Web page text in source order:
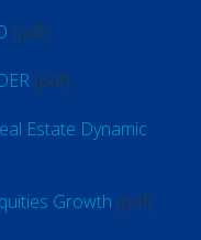
(pdf)
(pdf)
Estate Dynamic
Growth (pdf)